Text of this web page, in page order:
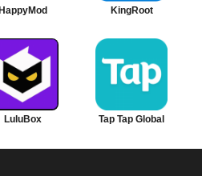
HappyMod KingRoot
LuluBox Tap Tap Global